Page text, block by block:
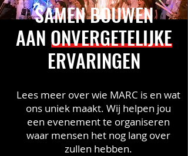
SAMEN BOUWEN
AAN ONVERGETELIJKE
ERVARINGEN
Lees meer over wie MARC is en wat
ons uniek maakt. Wij helpen jou
een evenement te organiseren
waar mensen het nog lang over
zullen hebben.